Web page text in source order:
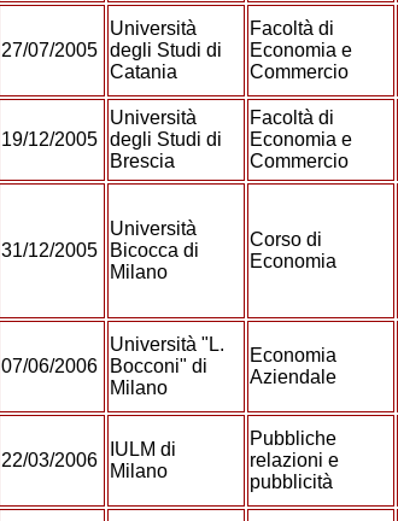
27/07/2005
Università
degli Studi di
Catania
Facoltà di
Economia e
Commercio
19/12/2005
Università
degli Studi di
Brescia
Facoltà di
Economia e
Commercio
31/12/2005
Università
Bicocca di
Milano
Corso di
Economia
07/06/2006
Università "L.
Bocconi" di
Milano
Economia
Aziendale
22/03/2006
IULM di
Milano
Pubbliche
relazioni e
pubblicità